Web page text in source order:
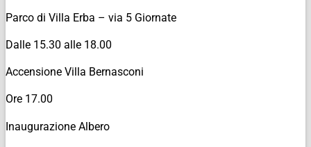
Parco di Villa Erba – via 5 Giornate
Dalle 15.30 alle 18.00
Accensione Villa Bernasconi
Ore 17.00
Inaugurazione Albero